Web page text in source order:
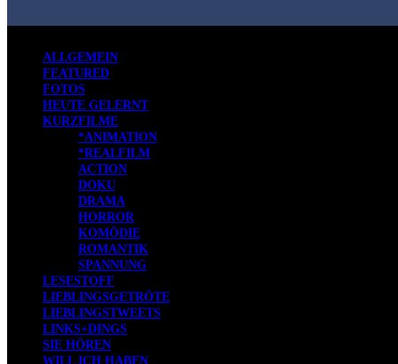
ALLGEMEIN
FEATURED
FOTOS
HEUTE GELERNT
KURZFILME
*ANIMATION
*REALFILM
ACTION
DOKU
DRAMA
HORROR
KOMÖDIE
ROMANTIK
SPANNUNG
LESESTOFF
LIEBLINGSGETRÖTE
LIEBLINGSTWEETS
LINKS+DINGS
SIE HÖREN
WILL ICH HABEN